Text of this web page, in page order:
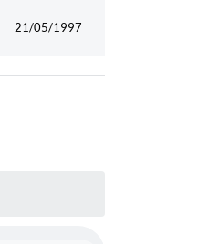
21/05/1997